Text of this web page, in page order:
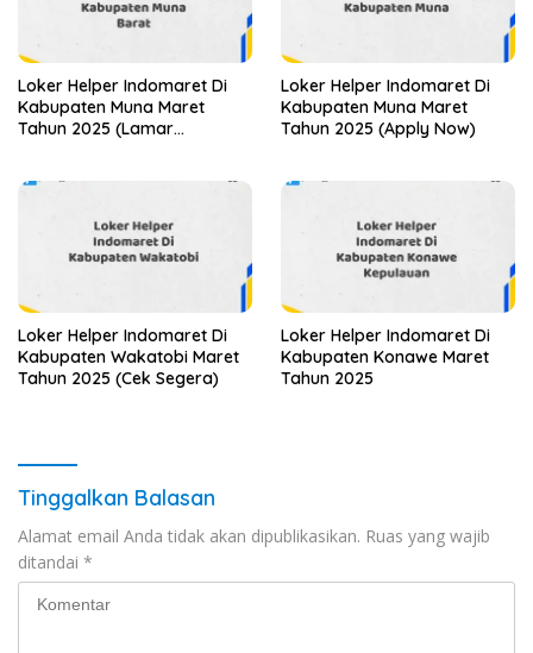
Loker Helper Indomaret Di
Kabupaten Muna Maret
Tahun 2025 (Lamar
Loker Helper Indomaret Di
Kabupaten Muna Maret
Tahun 2025 (Apply Now)
Loker Helper Indomaret Di
Kabupaten Wakatobi Maret
Tahun 2025 (Cek Segera)
Loker Helper Indomaret Di
Kabupaten Konawe Maret
Tahun 2025
Tinggalkan Balasan
Alamat email Anda tidak akan dipublikasikan. Ruas yang wajib
ditandai *